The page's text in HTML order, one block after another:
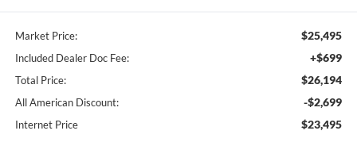
Market Price: $25,495
Included Dealer Doc Fee: +$699
Total Price: $26,194
All American Discount: -$2,699
Internet Price $23,495